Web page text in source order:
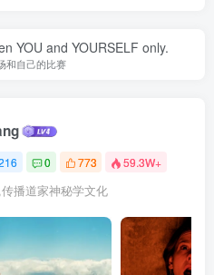
YOU and YOURSELF only.
和自己的比赛
0 773 59.3W+
播道家神秘学文化